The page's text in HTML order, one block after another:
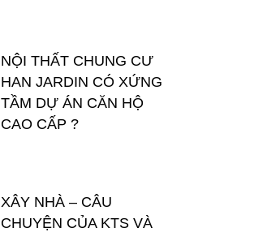
NỘI THẤT CHUNG CƯ
HAN JARDIN CÓ XỨNG
TẦM DỰ ÁN CĂN HỘ
CAO CẤP ?
XÂY NHÀ – CÂU
CHUYỆN CỦA KTS VÀ